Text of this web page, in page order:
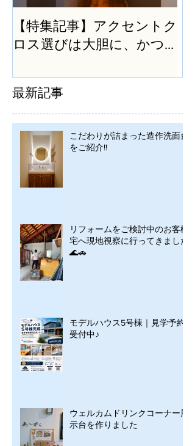
【特集記事】アクセントク
ロス選びは大胆に、かつ
最新記事
こだわりが詰まった造作洗面台
をご紹介!!
リフォームをご検討中のお客様
宅へ現地視察に行ってきました
🌊🚗
モデルハウス5号棟｜見学予約
受付中♪
ウェルカムドリンクコーナー展
示台を作りました